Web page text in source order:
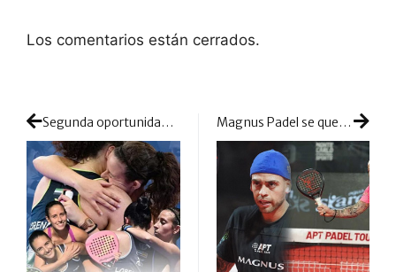
Los comentarios están cerrados.
Segunda oportunidad para Rufo y Talaván: 2023 volverá a unirlas Magnus Padel se queda sin sus dos principales figuras: doble despedida en la marca argentina